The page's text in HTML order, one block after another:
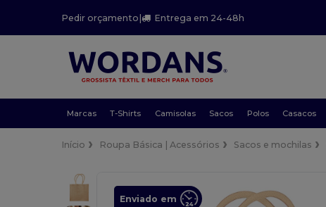
Pedir orçamento| Entrega em 24-48h
Marcas T-Shirts Camisolas Sacos Polos Casacos
Início Roupa Básica | Acessórios Sacos e mochilas
Enviado em